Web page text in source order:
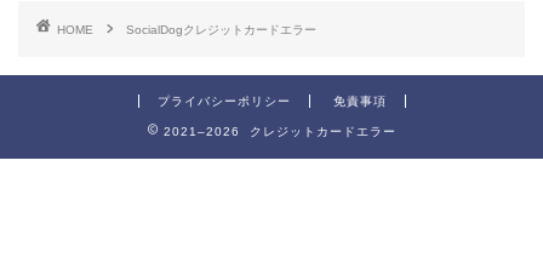
HOME SocialDogクレジットカードエラー
プライバシーポリシー 免責事項
2021–2026 クレジットカードエラー